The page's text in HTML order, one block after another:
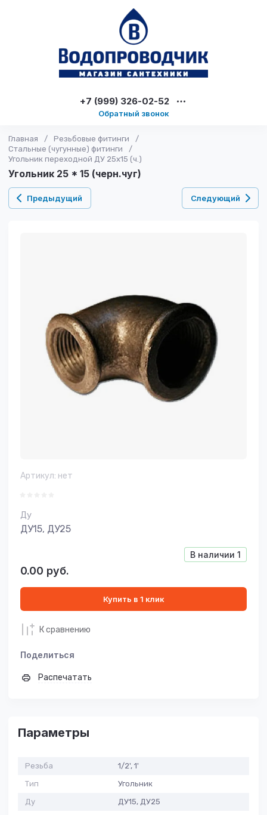
+7 (999) 326-02-52
Обратный звонок
Главная / Резьбовые фитинги
/
Стальные (чугунные) фитинги
/
Угольник переходной ДУ 25х15 (ч.)
Угольник 25 * 15 (черн.чуг)
Предыдущий Следующий
Артикул: нет
Ду
ДУ15, ДУ25
В наличии 1
0.00 руб.
Купить в 1 клик
К сравнению
Поделиться
Распечатать
Параметры
Резьба
1/2', 1'
Тип
Угольник
Ду
ДУ15, ДУ25